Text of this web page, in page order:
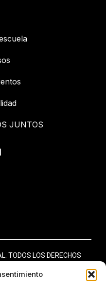
JUNTOS
TODOS LOS DERECHOS